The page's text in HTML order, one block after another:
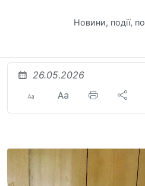
Новини, події,
26.05.2026